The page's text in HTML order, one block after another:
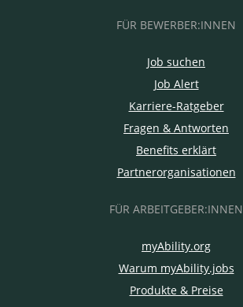
FÜR BEWERBER:INNEN
Job suchen
Job Alert
Karriere-Ratgeber
Fragen & Antworten
Benefits erklärt
Partnerorganisationen
FÜR ARBEITGEBER:INNEN
myAbility.org
Warum myAbility.jobs
Produkte & Preise